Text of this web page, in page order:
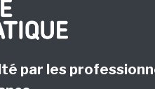
par les